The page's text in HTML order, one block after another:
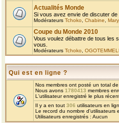
Actualités Monde
Si vous avez envie de discuter de
Modérateurs Tchoko Chabine
Coupe du Monde 2010
Vous voulez débattre de tous les
vous.
Modérateurs Tchoko OGOTEMMELI
Qui est en ligne ?
Nos membres ont posté un total de
Nous avons 1780413 membres
L'utilisateur enregistré le plus
Il y a en tout 306 utilisateurs en
Le record du nombre d'utilisateurs
Utilisateurs enregistrés : Aucun